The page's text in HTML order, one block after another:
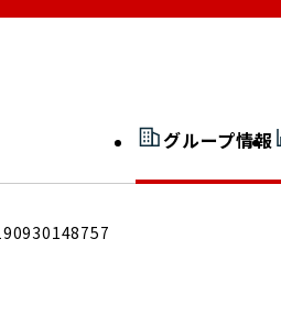
グループ情報
社長室通信
開示情報検索